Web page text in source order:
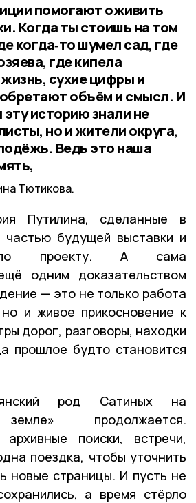
помогают оживить
Когда ты стоишь на том
когда‑то шумел сад, где
где кипела
сухие цифры и
объём и смысл. И
историю знали не
но и жители округа,
Ведь это наша
Тютикова.
Путилина, сделанные в
частью будущей выставки и
по проекту. А сама
одним доказательством
— это не только работа
и живое прикосновение к
дорог, разговоры, находки
прошлое будто становится
род Сатиных на
продолжается.
поиски, встречи,
поездка, чтобы уточнить
новые страницы. И пусть не
а время стёрло